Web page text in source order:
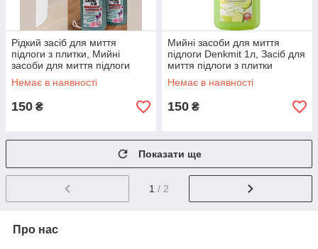
Рідкий засіб для миття
підлоги з плитки, Мийні
засоби для миття підлоги
Denkmit 1л
Немає в наявності
150 ₴
Мийні засоби для миття
підлоги Denkmit 1л, Засіб для
миття підлоги з плитки
Немає в наявності
150 ₴
Показати ще
1 / 2
Про нас